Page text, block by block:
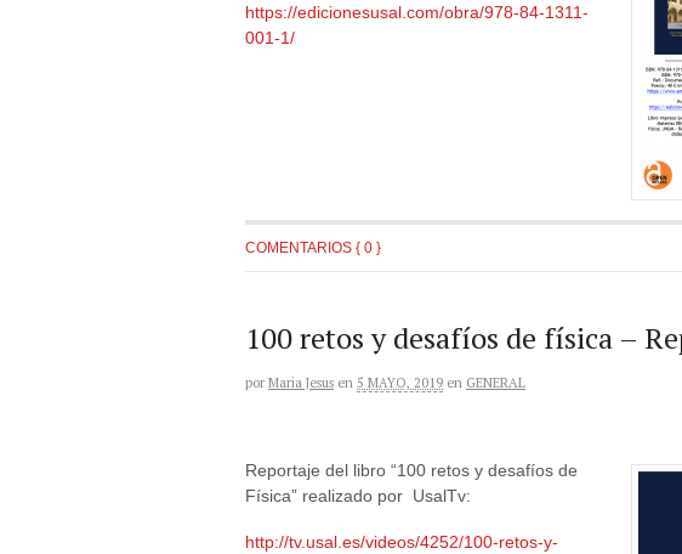
https://edicionesusal.com/obra/978-84-1311-
001-1/
COMENTARIOS { 0 }
100 retos y desafíos de física –
por Maria Jesus en 5 MAYO, 2019 en GENERAL
Reportaje del libro “100 retos y desafíos de
Física” realizado por UsalTv:
http://tv.usal.es/videos/4252/100-retos-y-